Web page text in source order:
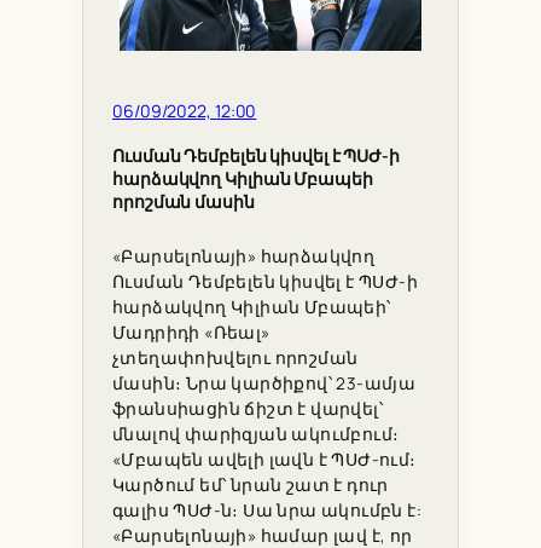
06/09/2022, 12:00
Ուսման Դեմբելեն կիսվել է ՊՍԺ-ի
հարձակվող Կիլիան Մբապեի
որոշման մասին
«Բարսելոնայի» հարձակվող
Ուսման Դեմբելեն կիսվել է ՊՍԺ-ի
հարձակվող Կիլիան Մբապեի՝
Մադրիդի «Ռեալ»
չտեղափոխվելու որոշման
մասին։ Նրա կարծիքով՝ 23-ամյա
ֆրանսիացին ճիշտ է վարվել՝
մնալով փարիզյան ակումբում։
«Մբապեն ավելի լավն է ՊՍԺ-ում։
Կարծում եմ՝ նրան շատ է դուր
գալիս ՊՍԺ-ն։ Սա նրա ակումբն է:
«Բարսելոնայի» համար լավ է, որ